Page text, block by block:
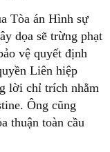
Tòa án Hình sự
dọa sẽ trừng phạt
vệ quyết định
Liên hiệp
lời chỉ trích nhằm
Ông cũng
thuận toàn cầu